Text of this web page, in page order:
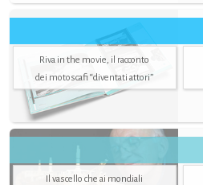
Riva in the movie, il racconto
dei motoscafi “diventati attori”
Il vascello che ai mondiali